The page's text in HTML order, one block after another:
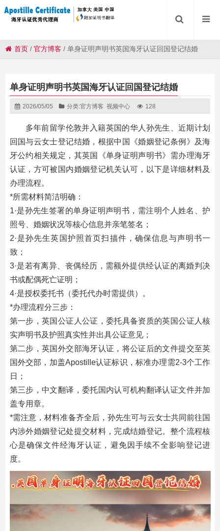
首页 /官方博客 /单身证明声明书英国海牙认证回国登记结婚
单身证明声明书英国海牙认证回国登记结婚
2026/05/05 分类:官方博客 视频中心 128
多年前留学伦敦并入籍英国的华人孙先生、近期计划
回国与云女士登记结婚，根据中国《婚姻登记条例》及海
牙公约相关规定，其英国《单身证明声明书》需办理海牙
认证，方可被国内婚姻登记机关认可，以下是详细材料及
办理流程。
*所需材料简洁明确：
1·是孙先生签署的单身证明声明书，需注明个人姓名、护
照号、婚姻状况等核心信息并亲笔签名；
2·是孙先生英国护照首页扫描件，确保信息与声明书一
致；
3·是若有离异、丧偶经历，需额外提供经认证的离婚判决
书或配偶死亡证明；
4·是授权委托书（委托代办时需提供）。
*办理流程分三步：
第一步，英国公证人公证，委托具备资质的英国公证人核
实声明书及护照真实性并出具公证意见；
第二步，英国外交部海牙认证，将公证后的文件提交至英
国外交部，加盖Apostille认证标识，标准办理需2-3个工作
日；
第三步，中文翻译，委托国内认可机构翻译认证文件并加
盖专用章。
*需注意，材料准备齐全后，孙先生可与云女士共同前往国
内涉外婚姻登记处提交材料，完成结婚登记。整个流程核
心是确保文件经海牙认证，避免因手续不全影响登记进
度。
频
播
放